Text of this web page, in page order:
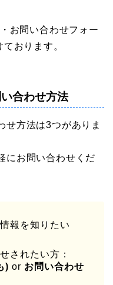
お問い合わせフォー
おります。
合わせ方法
せ方法は3つがありま
にお問い合わせくだ
報を知りたい
されたい方：
) or お問い合わせ